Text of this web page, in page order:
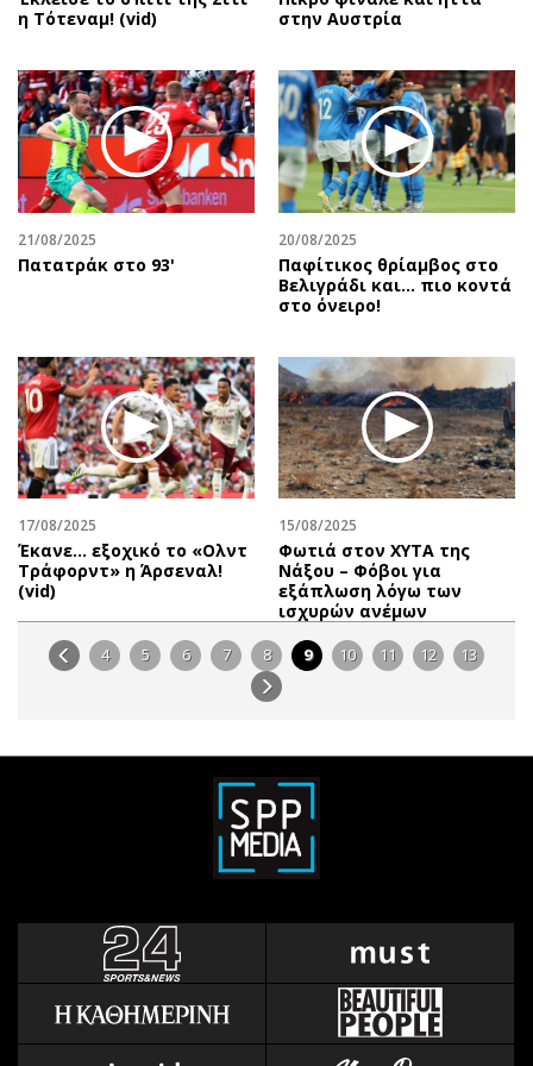
η Τότεναμ! (vid)
στην Αυστρία
21/08/2025
Πατατράκ στο 93'
20/08/2025
Παφίτικος θρίαμβος στο
Βελιγράδι και... πιο κοντά
στο όνειρο!
17/08/2025
Έκανε… εξοχικό το «Ολντ
Τράφορντ» η Άρσεναλ!
(vid)
15/08/2025
Φωτιά στον ΧΥΤΑ της
Νάξου – Φόβοι για
εξάπλωση λόγω των
ισχυρών ανέμων
4 5 6 7 8 9 10 11 12 13